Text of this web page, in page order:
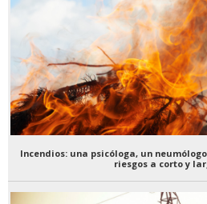
Incendios: una psicóloga, un
riesgos a corto y